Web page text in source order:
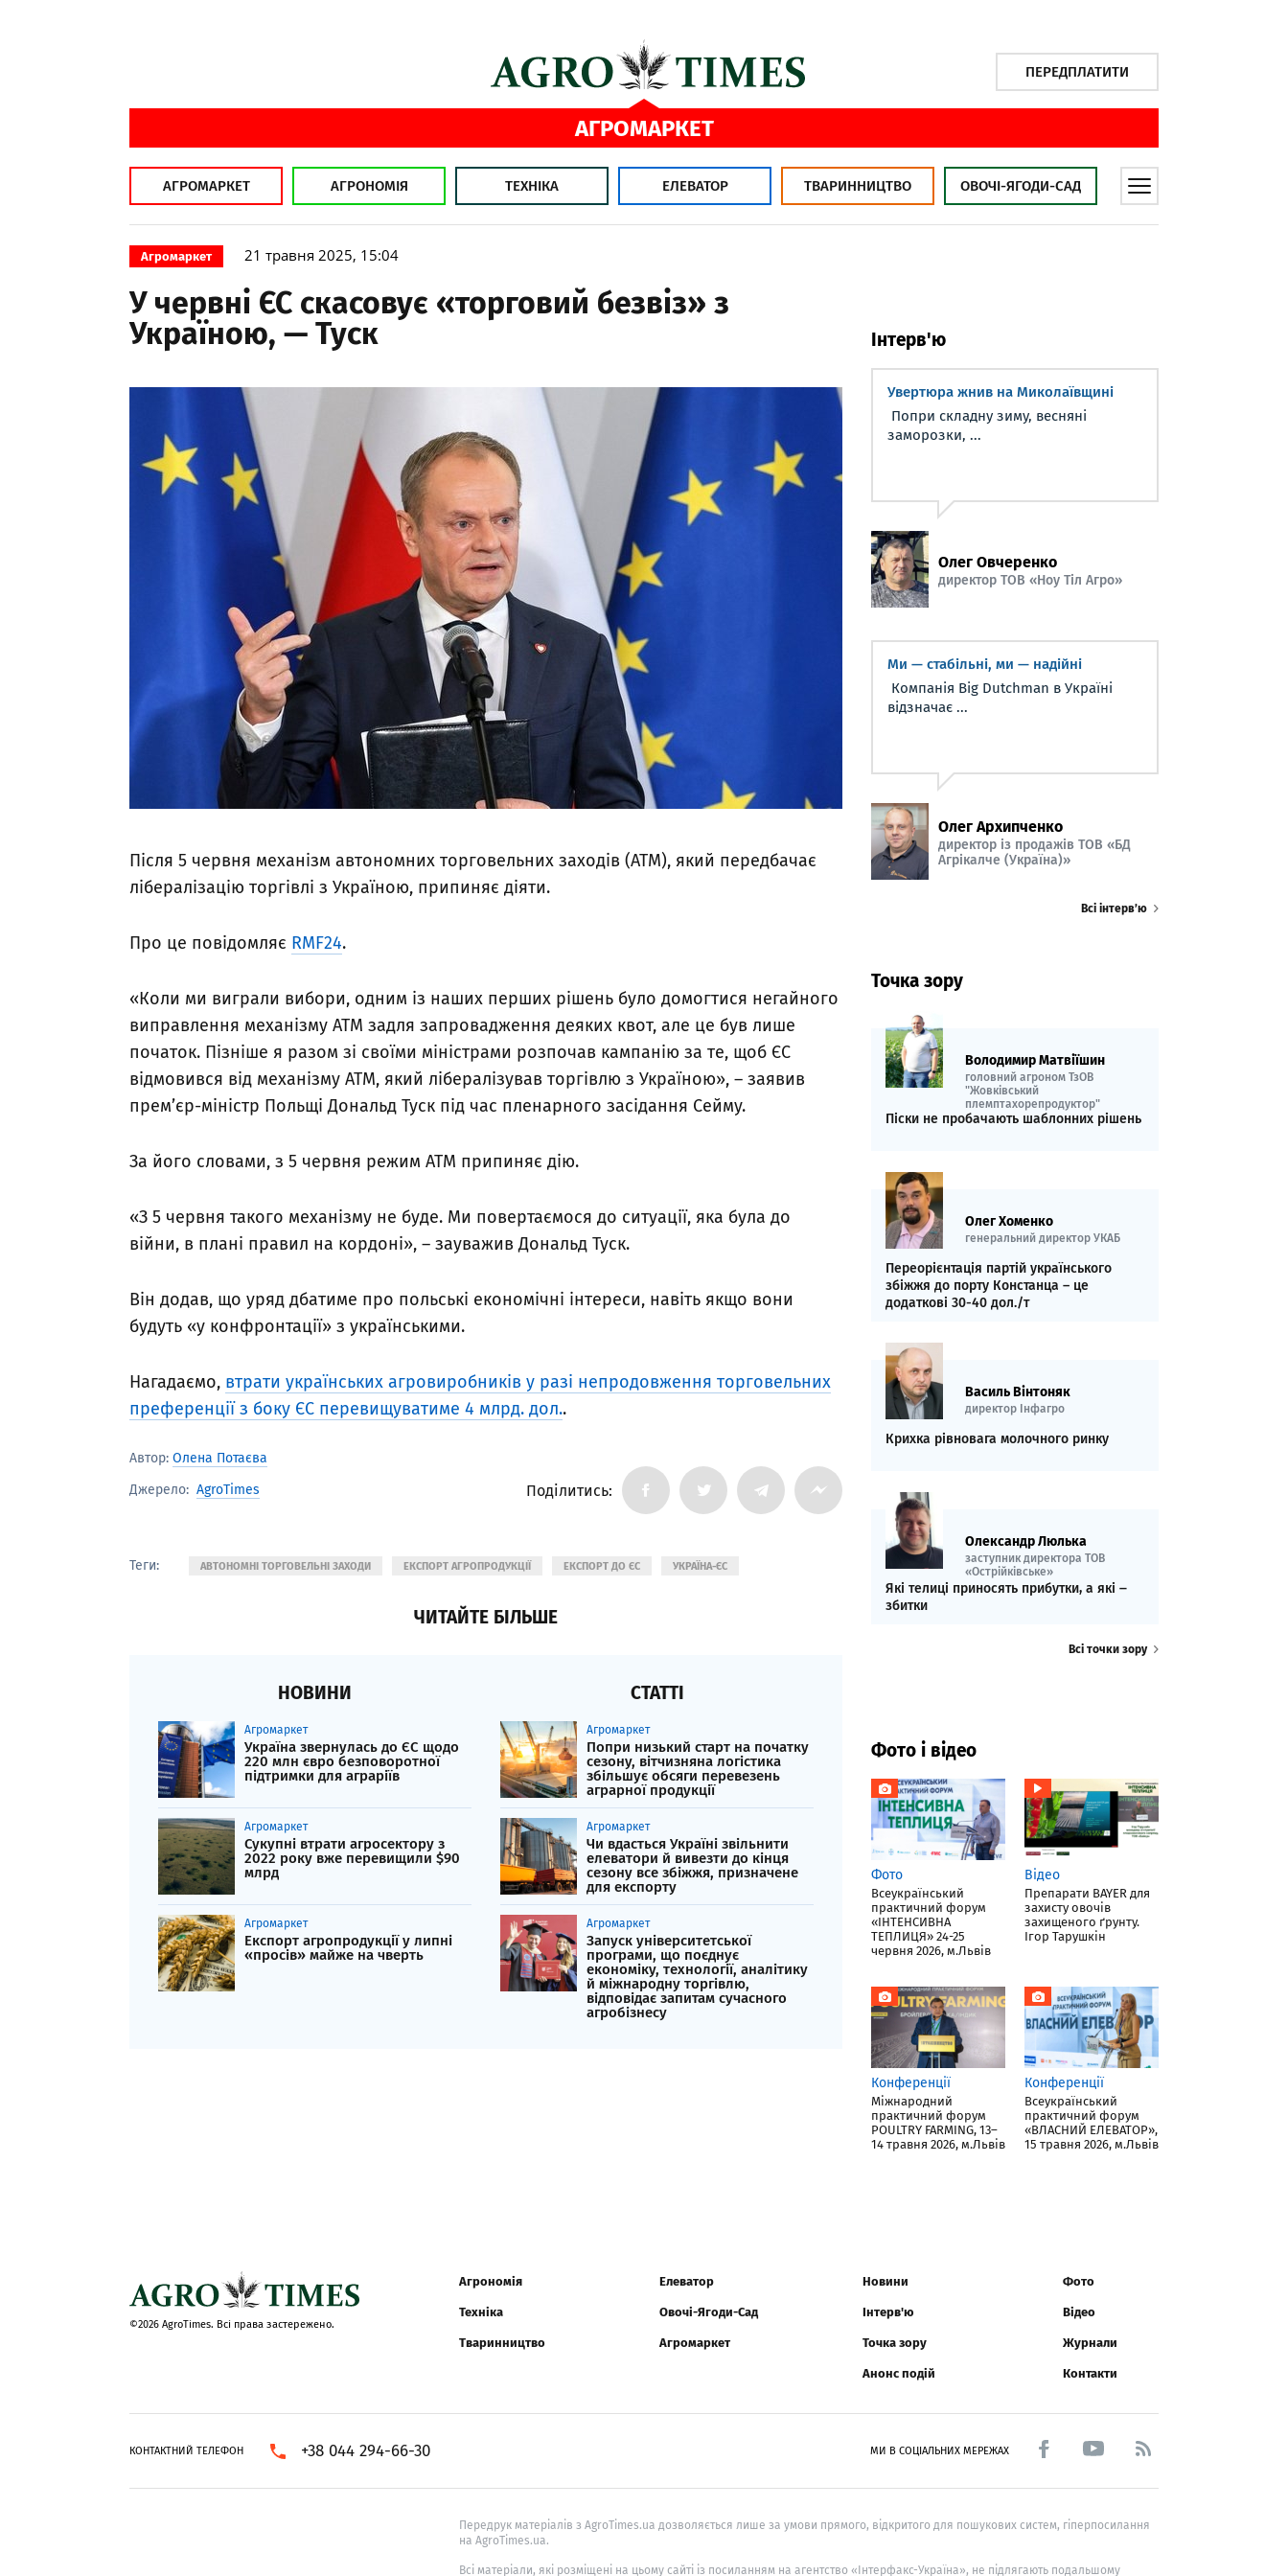
ПЕРЕДПЛАТИТИ
АГРОМАРКЕТ
АГРОМАРКЕТ АГРОНОМІЯ ТЕХНІКА ЕЛЕВАТОР ТВАРИННИЦТВО ОВОЧІ-ЯГОДИ-САД
Агромаркет 21 травня 2025, 15:04
У червні ЄС скасовує «торговий безвіз» з
Україною, — Туск
Після 5 червня механізм автономних торговельних заходів (АТМ), який передбачає
лібералізацію торгівлі з Україною, припиняє діяти.
Про це повідомляє RMF24.
«Коли ми виграли вибори, одним із наших перших рішень було домогтися негайного
виправлення механізму ATM задля запровадження деяких квот, але це був лише
початок. Пізніше я разом зі своїми міністрами розпочав кампанію за те, щоб ЄС
відмовився від механізму ATM, який лібералізував торгівлю з Україною», – заявив
прем’єр-міністр Польщі Дональд Туск під час пленарного засідання Сейму.
За його словами, з 5 червня режим АТМ припиняє дію.
«З 5 червня такого механізму не буде. Ми повертаємося до ситуації, яка була до
війни, в плані правил на кордоні», – зауважив Дональд Туск.
Він додав, що уряд дбатиме про польські економічні інтереси, навіть якщо вони
будуть «у конфронтації» з українськими.
Нагадаємо, втрати українських агровиробників у разі непродовження торговельних
преференції з боку ЄС перевищуватиме 4 млрд. дол..
Автор: Олена Потаєва
Джерело: AgroTimes Поділитись:
Теги: АВТОНОМНІ ТОРГОВЕЛЬНІ ЗАХОДИ ЕКСПОРТ АГРОПРОДУКЦІЇ ЕКСПОРТ ДО ЄС УКРАЇНА-ЄС
ЧИТАЙТЕ БІЛЬШЕ
НОВИНИ
Агромаркет
Україна звернулась до ЄС щодо
220 млн євро безповоротної
підтримки для аграріїв
Агромаркет
Сукупні втрати агросектору з
2022 року вже перевищили $90
млрд
Агромаркет
Експорт агропродукції у липні
«просів» майже на чверть
СТАТТІ
Агромаркет
Попри низький старт на початку
сезону, вітчизняна логістика
збільшує обсяги перевезень
аграрної продукції
Агромаркет
Чи вдасться Україні звільнити
елеватори й вивезти до кінця
сезону все збіжжя, призначене
для експорту
Агромаркет
Запуск університетської
програми, що поєднує
економіку, технології, аналітику
й міжнародну торгівлю,
відповідає запитам сучасного
агробізнесу
Інтерв'ю
Увертюра жнив на Миколаївщині
Попри складну зиму, весняні
заморозки, ...
Олег Овчеренко
директор ТОВ «Ноу Тіл Агро»
Ми — стабільні, ми — надійні
Компанія Big Dutchman в Україні
відзначає ...
Олег Архипченко
директор із продажів ТОВ «БД
Агрікалче (Україна)»
Всі інтерв’ю
Точка зору
Володимир Матвіїшин
головний агроном ТзОВ
"Жовківський
племптахорепродуктор"
Піски не пробачають шаблонних рішень
Олег Хоменко
генеральний директор УКАБ
Переорієнтація партій українського
збіжжя до порту Констанца – це
додаткові 30-40 дол./т
Василь Вінтоняк
директор Інфагро
Крихка рівновага молочного ринку
Олександр Люлька
заступник директора ТОВ
«Острійківське»
Які телиці приносять прибутки, а які ‒
збитки
Всі точки зору
Фото і відео
Фото
Всеукраїнський
практичний форум
«ІНТЕНСИВНА
ТЕПЛИЦЯ» 24-25
червня 2026, м.Львів
Відео
Препарати BAYER для
захисту овочів
захищеного ґрунту.
Ігор Тарушкін
Конференції
Міжнародний
практичний форум
POULTRY FARMING, 13–
14 травня 2026, м.Львів
Конференції
Всеукраїнський
практичний форум
«ВЛАСНИЙ ЕЛЕВАТОР»,
15 травня 2026, м.Львів
©2026 AgroTimes. Всі права застережено.
Агрономія
Техніка
Тваринництво
Елеватор
Овочі-Ягоди-Сад
Агромаркет
Новини
Інтерв'ю
Точка зору
Анонс подій
Фото
Відео
Журнали
Контакти
КОНТАКТНИЙ ТЕЛЕФОН +38 044 294-66-30 МИ В СОЦІАЛЬНИХ МЕРЕЖАХ
Передрук матеріалів з AgroTimes.ua дозволяється лише за умови прямого, відкритого для пошукових систем, гіперпосилання
на AgroTimes.ua.
Всі матеріали, які розміщені на цьому сайті із посиланням на агентство «Інтерфакс-Україна», не підлягають подальшому